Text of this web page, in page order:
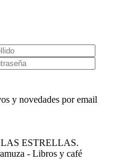
y novedades por email